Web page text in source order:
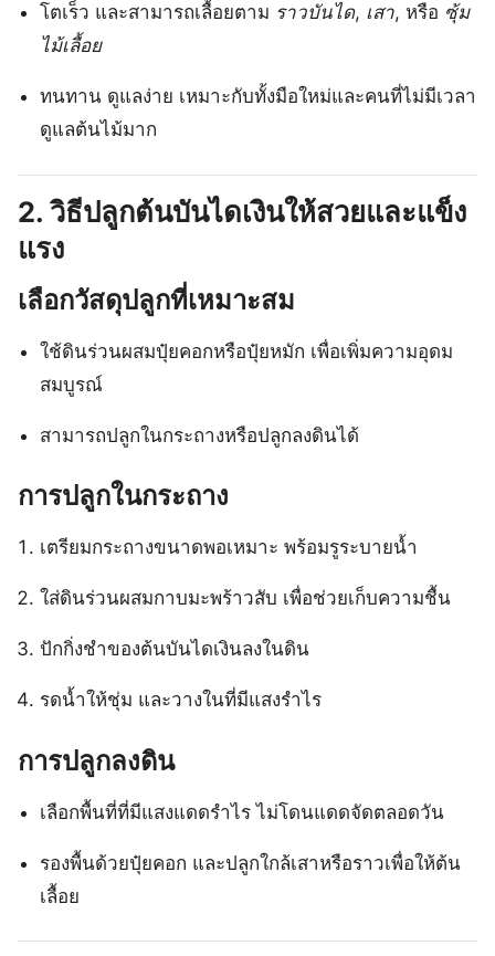
โตเร็ว และสามารถเลื้อยตาม ราวบันได, เสา, หรือ ซุ้ม
ไม้เลื้อย
ทนทาน ดูแลง่าย เหมาะกับทั้งมือใหม่และคนที่ไม่มีเวลา
ดูแลต้นไม้มาก
2. วิธีปลูกต้นบันไดเงินให้สวยและแข็ง
แรง
เลือกวัสดุปลูกที่เหมาะสม
ใช้ดินร่วนผสมปุ๋ยคอกหรือปุ๋ยหมัก เพื่อเพิ่มความอุดม
สมบูรณ์
สามารถปลูกในกระถางหรือปลูกลงดินได้
การปลูกในกระถาง
เตรียมกระถางขนาดพอเหมาะ พร้อมรูระบายน้ำ
ใส่ดินร่วนผสมกาบมะพร้าวสับ เพื่อช่วยเก็บความชื้น
ปักกิ่งชำของต้นบันไดเงินลงในดิน
รดน้ำให้ชุ่ม และวางในที่มีแสงรำไร
การปลูกลงดิน
เลือกพื้นที่ที่มีแสงแดดรำไร ไม่โดนแดดจัดตลอดวัน
รองพื้นด้วยปุ๋ยคอก และปลูกใกล้เสาหรือราวเพื่อให้ต้น
เลื้อย